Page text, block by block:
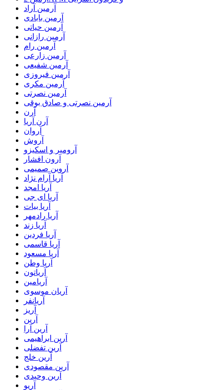
آرمین آراد
آرمین بابادی
آرمین حیاتی
آرمین رازانی
آرمین رام
آرمین زارعی
آرمین شفیعی
آرمین فیروزی
آرمین مکری
آرمین نصرتی
آرمین نصرتی و صادق بوقی
آرن
آرن آریا
آروان
آروش
آرومیر و اسکیزو
آرون افشار
آروین صمیمی
آریا آرام نژاد
آریا امجد
آریا ای جی
آریا بیات
آریا رادمهر
آریا زند
آریا فردین
آریا قاسمی
آریا مسعود
آریا وطن
آریاتون
آریامین
آریان موسوی
آریانفر
آریز
آرین
آرین آرا
آرین ابراهیمی
آرین تفضلی
آرین خلج
آرین مقصودی
آرین وحیدی
آریو